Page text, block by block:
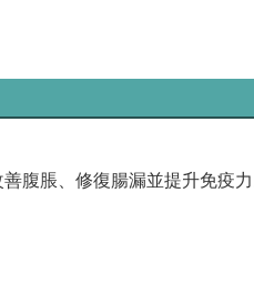
腹脹、修復腸漏並提升免疫力